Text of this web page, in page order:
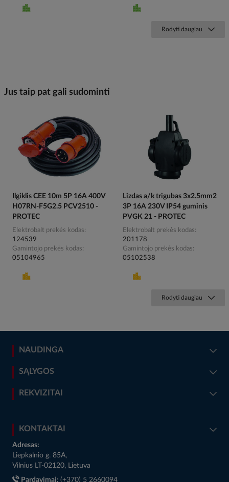
Rodyti daugiau
Jus taip pat gali sudominti
Ilgiklis CEE 10m 5P 16A 400V
H07RN-F5G2.5 PCV2510 -
PROTEC
Elektrobalt prekės kodas
124539
Gamintojo prekės kodas
05104965
Lizdas a/k trigubas 3x2.5mm2
3P 16A 230V IP54 guminis
PVGK 21 - PROTEC
Elektrobalt prekės kodas
201178
Gamintojo prekės kodas
05102538
Rodyti daugiau
NAUDINGA
SĄLYGOS
REKVIZITAI
KONTAKTAI
Adresas:
Liepkalnio g. 85A,
Vilnius LT-02120, Lietuva
Pardavimai: (+370) 5 2660094